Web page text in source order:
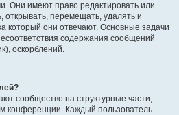
Они имеют право редактировать или
открывать, перемещать, удалять и
который они отвечают. Основные задачи
содержания сообщений
оскорблений.
сообщество на структурные части,
конференции. Каждый пользователь